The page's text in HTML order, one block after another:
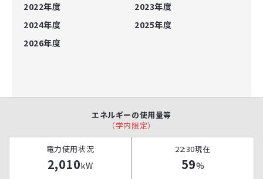
2022年度
2023年度
2024年度
2025年度
2026年度
エネルギーの使用量等
（学内限定）
電力使用状況
2,010kW
22:30現在
59%